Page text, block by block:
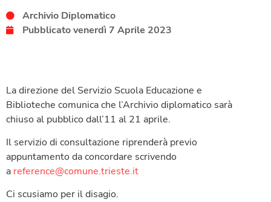
Archivio Diplomatico
Pubblicatovenerdì 7 Aprile 2023
La direzione del Servizio Scuola Educazione e
Biblioteche comunica che l’Archivio diplomatico sarà
chiuso al pubblico dall’11 al 21 aprile.
Il servizio di consultazione riprenderà previo
appuntamento da concordare scrivendo
a reference@comune.trieste.it
Ci scusiamo per il disagio.